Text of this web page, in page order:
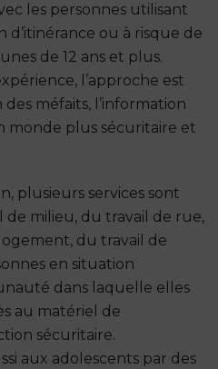
les personnes utilisant
d’itinérance ou à risque de
de 12 ans et plus.
l’approche est
méfaits, l’information
monde plus sécuritaire et
plusieurs services sont
milieu, du travail de rue,
du travail de
en situation
dans laquelle elles
au matériel de
sécuritaire.
aux adolescents par des